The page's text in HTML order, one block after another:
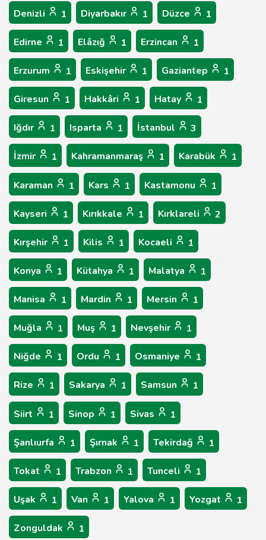
Denizli 1 Diyarbakır 1 Düzce 1
Edirne 1 Elâzığ 1 Erzincan 1
Erzurum 1 Eskişehir 1 Gaziantep 1
Giresun 1 Hakkâri 1 Hatay 1
Iğdır 1 Isparta 1 İstanbul 3
İzmir 1 Kahramanmaraş 1 Karabük 1
Karaman 1 Kars 1 Kastamonu 1
Kayseri 1 Kırıkkale 1 Kırklareli 2
Kırşehir 1 Kilis 1 Kocaeli 1
Konya 1 Kütahya 1 Malatya 1
Manisa 1 Mardin 1 Mersin 1
Muğla 1 Muş 1 Nevşehir 1
Niğde 1 Ordu 1 Osmaniye 1
Rize 1 Sakarya 1 Samsun 1
Siirt 1 Sinop 1 Sivas 1
Şanlıurfa 1 Şırnak 1 Tekirdağ 1
Tokat 1 Trabzon 1 Tunceli 1
Uşak 1 Van 1 Yalova 1 Yozgat 1
Zonguldak 1